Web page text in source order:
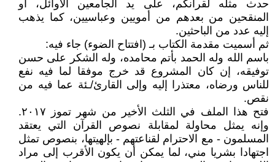
حدث مثله لقرآنكم، على يد الجامعين الأوائل، أو
المنقحين من بعدهم من أمويين وعباسيين، كما يذهب
إليه عدد من الباحثين.
ثم أسميت مقدمة الكتاب بـ (افتتاح الضوء) جاء فيه:
باسم الله وله الحمد بأتم محامده، وله الشكر على حسن
توفيقه، إن كان المشروع قد خرج موفقا لما فيه نفع
للناس ورضاه، معتذرا إليه وإلى القارئ/ـئة عما فيه من
نقص.
فتح هذا الملف في الثلث الأخير من شهر تموز ٢٠١٧.
وإنه يمثل محاولة لمقابلة نصوص القرآن التي يعتقد
المسلمون - مع الاحترام لقناعتهم - بإلهيتها، بنصوص تمثل
اجتهادا بشريا مني، لما يمكن أن يكون الأقرب إلى مراد